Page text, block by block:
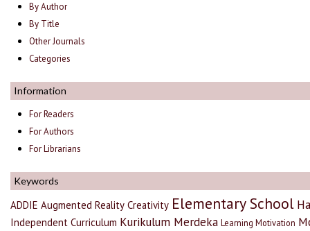
By Author
By Title
Other Journals
Categories
Information
For Readers
For Authors
For Librarians
Keywords
ADDIE Augmented Reality Creativity Elementary School
Independent Curriculum Kurikulum Merdeka Learning Motivation